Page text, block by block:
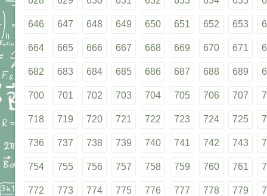
646 647 648 649 650 651 652 653
664 665 666 667 668 669 670 671
682 683 684 685 686 687 688 689
700 701 702 703 704 705 706 707
718 719 720 721 722 723 724 725
736 737 738 739 740 741 742 743
754 755 756 757 758 759 760 761
772 773 774 775 776 777 778 779